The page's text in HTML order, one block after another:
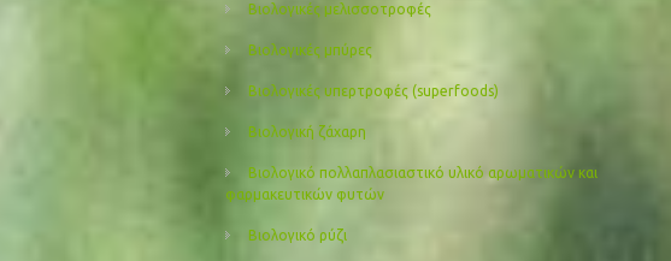
Βιολογικές μελισσοτροφές
Βιολογικές μπύρες
Βιολογικές υπερτροφές (superfoods)
Βιολογική ζάχαρη
Βιολογικό πολλαπλασιαστικό υλικό αρωματικών και
φαρμακευτικών φυτών
Βιολογικό ρύζι